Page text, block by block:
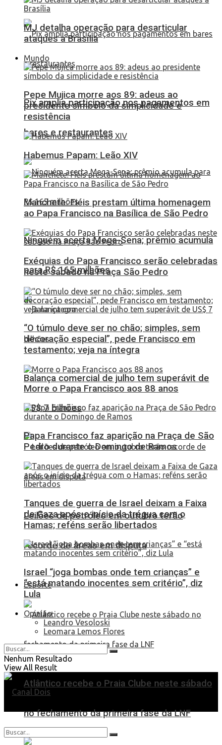
Pix amplia participação nos pagamentos em
bares e restaurantes
Ninguém acerta Mega-Sena; prêmio acumula
para R$ 165 milhões
Balança comercial de julho tem superávit de
US$ 7 bilhões
Leilões de petróleo em outubro terão
recorde de áreas em disputa
Esporte
Atlântico recebe o Praia Clube neste sábado
no fechamento da primeira fase da LNF
MJ detalha operação para desarticular
ataques a Brasília
Mundo
Pepe Mujica morre aos 89: adeus ao
presidente símbolo da simplicidade e
resistência
Habemus Papam: Leão XIV
Manchete: Fiéis prestam última homenagem
ao Papa Francisco na Basílica de São Pedro
Exéquias do Papa Francisco serão celebradas
neste sábado na Praça São Pedro
“O túmulo deve ser no chão; simples, sem
decoração especial”, pede Francisco em
testamento; veja na íntegra
Morre o Papa Francisco aos 88 anos
Papa Francisco faz aparição na Praça de São
Pedro durante o Domingo de Ramos
Tanques de guerra de Israel deixam a Faixa
de Gaza após o início da trégua com o
Hamas; reféns serão libertados
Israel “joga bombas onde tem crianças” e
“está matando inocentes sem critério”, diz
Lula
Opinião
Leandro Vesoloski
Leomara Lemos Flores
Nenhum Resultado
View All Result